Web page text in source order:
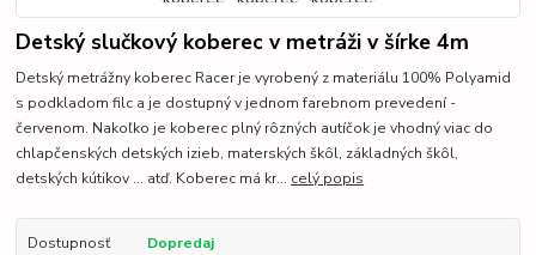
Detský slučkový koberec v metráži v šírke 4m
Detský metrážny koberec Racer je vyrobený z materiálu 100% Polyamid
s podkladom filc a je dostupný v jednom farebnom prevedení -
červenom. Nakoľko je koberec plný rôzných autíčok je vhodný viac do
chlapčenských detských izieb, materských škôl, základných škôl,
detských kútikov ... atď. Koberec má kr... celý popis
Dostupnosť
Dopredaj